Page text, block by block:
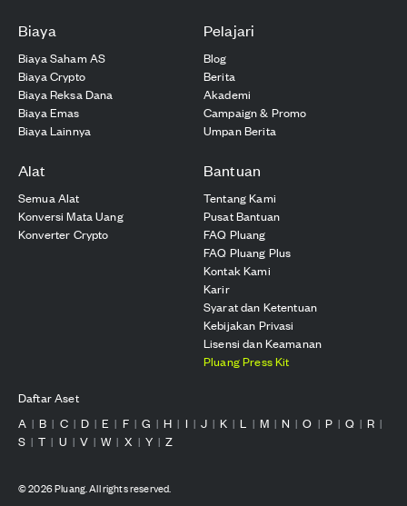
Biaya
Biaya Saham AS
Biaya Crypto
Biaya Reksa Dana
Biaya Emas
Biaya Lainnya
Pelajari
Blog
Berita
Akademi
Campaign & Promo
Umpan Berita
Alat
Semua Alat
Konversi Mata Uang
Konverter Crypto
Bantuan
Tentang Kami
Pusat Bantuan
FAQ Pluang
FAQ Pluang Plus
Kontak Kami
Karir
Syarat dan Ketentuan
Kebijakan Privasi
Lisensi dan Keamanan
Pluang Press Kit
Daftar Aset
A | B | C | D | E | F | G | H | I | J | K | L | M | N | O | P | Q | R |
S | T | U | V | W | X | Y | Z
©2026Pluang. All rights reserved.